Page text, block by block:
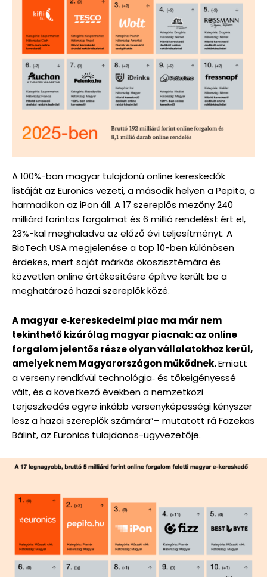
A 100%-ban magyar tulajdonú online kereskedők
listáját az Euronics vezeti, a második helyen a Pepita, a
harmadikon az iPon áll. A 17 szereplős mezőny 240
milliárd forintos forgalmat és 6 millió rendelést ért el,
23%-kal meghaladva az előző évi teljesítményt. A
BioTech USA megjelenése a top 10-ben különösen
érdekes, mert saját márkás ökoszisztémára és
közvetlen online értékesítésre építve került be a
meghatározó hazai szereplők közé.
A magyar e‑kereskedelmi piac ma már nem
tekinthető kizárólag magyar piacnak: az online
forgalom jelentős része olyan vállalatokhoz kerül,
amelyek nem Magyarországon működnek.Emiatt
a verseny rendkívül technológia‑ és tőkeigényessé
vált, és a következő években a nemzetközi
terjeszkedés egyre inkább versenyképességi kényszer
lesz a hazai szereplők számára”– mutatott rá Fazekas
Bálint, az Euronics tulajdonos-ügyvezetője.